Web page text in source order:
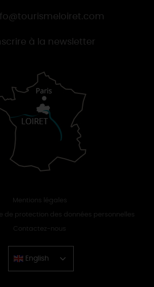
à la newsletter
Mentions légales
de protection des données personnelles
Contactez-nous
English
Chinese